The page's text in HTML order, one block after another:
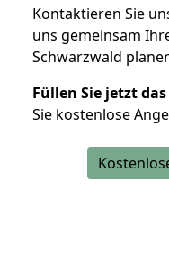
Kontaktieren Sie
uns gemeinsam
Schwarzwald
Füllen Sie jetzt
Sie kostenlose